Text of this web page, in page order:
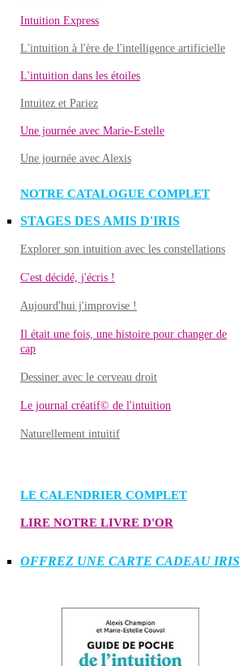
Intuition Express
L'intuition à l'ère de l'intelligence artificielle
L'intuition dans les étoiles
Intuitez et Pariez
Une journée avec Marie-Estelle
Une journée avec Alexis
NOTRE CATALOGUE COMPLET
STAGES DES AMIS D'IRIS
Explorer son intuition avec les constellations
C'est décidé, j'écris !
Aujourd'hui j'improvise !
Il était une fois, une histoire pour changer de
cap
Dessiner avec le cerveau droit
Le journal créatif© de l'intuition
Naturellement intuitif
LE CALENDRIER COMPLET
LIRE NOTRE LIVRE D'OR
OFFREZ UNE CARTE CADEAU IRIS